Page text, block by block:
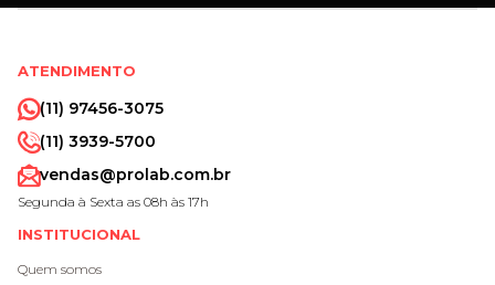
ATENDIMENTO
(11) 97456-3075
(11) 3939-5700
vendas@prolab.com.br
Segunda à Sexta as 08h às 17h
INSTITUCIONAL
Quem somos